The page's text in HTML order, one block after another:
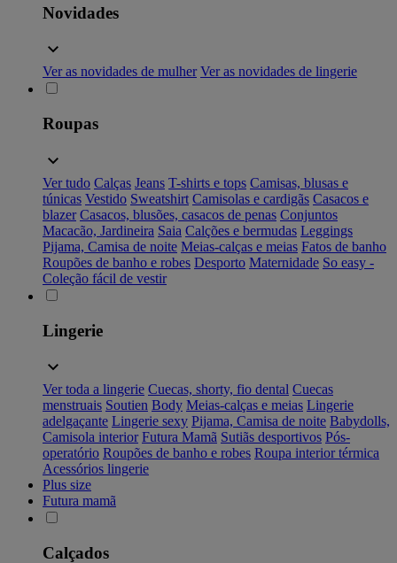
Novidades
Ver as novidades de mulher Ver as novidades de lingerie
Roupas
Ver tudo Calças Jeans T-shirts e tops Camisas, blusas e
túnicas Vestido Sweatshirt Camisolas e cardigãs Casacos e
blazer Casacos, blusões, casacos de penas Conjuntos
Macacão, Jardineira Saia Calções e bermudas Leggings
Pijama, Camisa de noite Meias-calças e meias Fatos de banho
Roupões de banho e robes Desporto Maternidade So easy -
Coleção fácil de vestir
Lingerie
Ver toda a lingerie Cuecas, shorty, fio dental Cuecas
menstruais Soutien Body Meias-calças e meias Lingerie
adelgaçante Lingerie sexy Pijama, Camisa de noite Babydolls,
Camisola interior Futura Mamã Sutiãs desportivos Pós-
operatório Roupões de banho e robes Roupa interior térmica
Acessórios lingerie
Plus size
Futura mamã
Calçados